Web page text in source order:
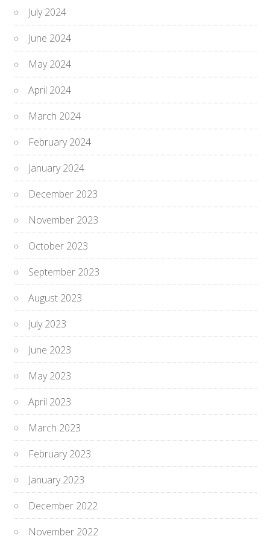
July 2024
June 2024
May 2024
April 2024
March 2024
February 2024
January 2024
December 2023
November 2023
October 2023
September 2023
August 2023
July 2023
June 2023
May 2023
April 2023
March 2023
February 2023
January 2023
December 2022
November 2022